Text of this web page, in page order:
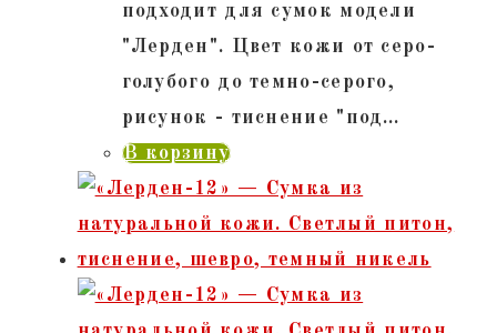
подходит для сумок модели
"Лерден". Цвет кожи от серо-
голубого до темно-серого,
рисунок - тиснение "под…
В корзину